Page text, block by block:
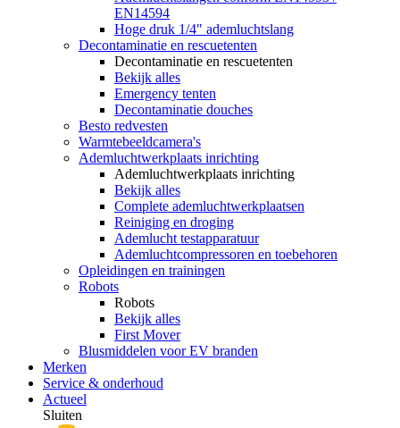
EN14594
Hoge druk 1/4" ademluchtslang
Decontaminatie en rescuetenten
Decontaminatie en rescuetenten
Bekijk alles
Emergency tenten
Decontaminatie douches
Besto redvesten
Warmtebeeldcamera's
Ademluchtwerkplaats inrichting
Ademluchtwerkplaats inrichting
Bekijk alles
Complete ademluchtwerkplaatsen
Reiniging en droging
Ademlucht testapparatuur
Ademluchtcompressoren en toebehoren
Opleidingen en trainingen
Robots
Robots
Bekijk alles
First Mover
Blusmiddelen voor EV branden
Merken
Service & onderhoud
Actueel
Sluiten